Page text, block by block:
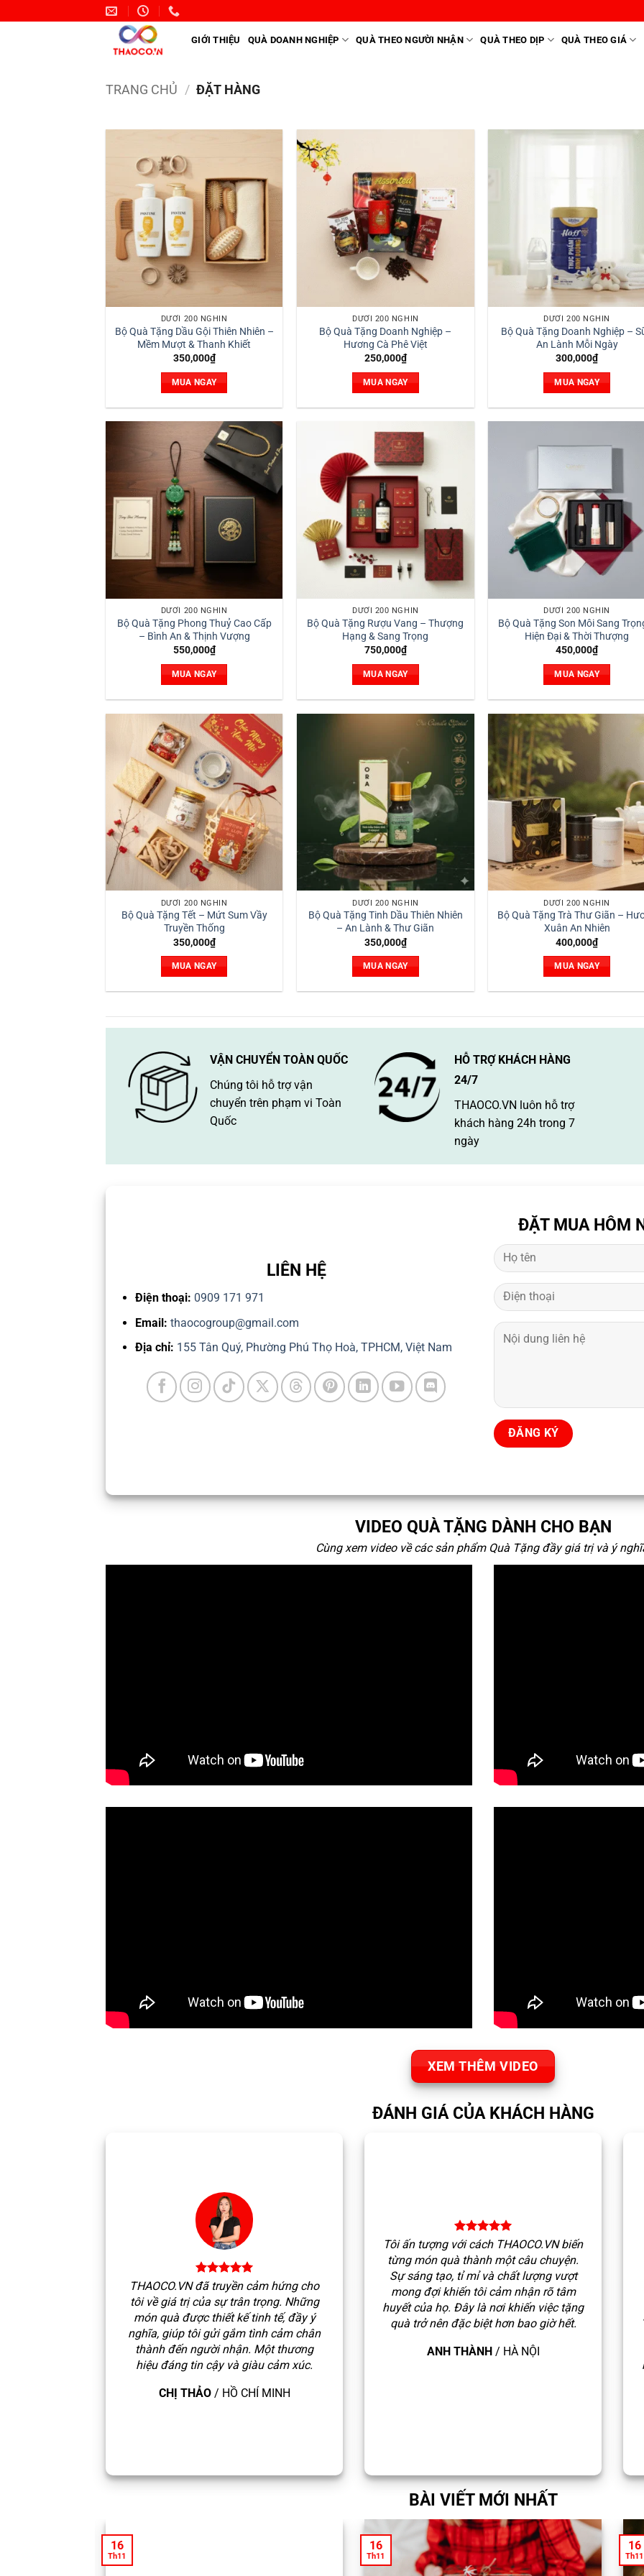
qua
GIỚI THIỆU QUÀ DOANH NGHIỆP QUÀ THEO NGƯỜI NHẬN QUÀ THEO DỊP QUÀ THEO GIÁ
TRANG CHỦ / ĐẶT HÀNG
DƯỚI 200 NGHÌN
Bộ Quà Tặng Dầu Gội Thiên Nhiên –
Mềm Mượt & Thanh Khiết
350,000₫
MUA NGAY
DƯỚI 200 NGHÌN
Bộ Quà Tặng Doanh Nghiệp –
Hương Cà Phê Việt
250,000₫
MUA NGAY
DƯỚI 200 NGHÌN
Bộ Quà Tặng Doanh Nghiệp –
An Lành Mỗi Ngày
300,000₫
MUA NGAY
DƯỚI 200 NGHÌN
Bộ Quà Tặng Phong Thuỷ Cao Cấp
– Bình An & Thịnh Vượng
550,000₫
MUA NGAY
DƯỚI 200 NGHÌN
Bộ Quà Tặng Rượu Vang – Thượng
Hạng & Sang Trọng
750,000₫
MUA NGAY
DƯỚI 200 NGHÌN
Bộ Quà Tặng Son Môi Sang
Hiện Đại & Thời Thượng
450,000₫
MUA NGAY
DƯỚI 200 NGHÌN
Bộ Quà Tặng Tết – Mứt Sum Vầy
Truyền Thống
350,000₫
MUA NGAY
DƯỚI 200 NGHÌN
Bộ Quà Tặng Tinh Dầu Thiên Nhiên
– An Lành & Thư Giãn
350,000₫
MUA NGAY
DƯỚI 200 NGHÌN
Bộ Quà Tặng Trà Thư Giãn –
Xuân An Nhiên
400,000₫
MUA NGAY
VẬN CHUYỂN TOÀN QUỐC
Chúng tôi hỗ trợ vận
chuyển trên phạm vi Toàn
Quốc
HỖ TRỢ KHÁCH HÀNG
24/7
THAOCO.VN luôn hỗ trợ
khách hàng 24h trong 7
ngày
LIÊN HỆ
Điện thoại: 0909 171 971
Email: thaocogroup@gmail.com
Địa chỉ: 155 Tân Quý, Phường Phú Thọ Hoà, TPHCM, Việt Nam
ĐẶT MUA HÔM
VIDEO QUÀ TẶNG DÀNH CHO BẠN
Cùng xem video về các sản phẩm Quà Tặng đầy giá trị và ý
XEM THÊM VIDEO
ĐÁNH GIÁ CỦA KHÁCH HÀNG
THAOCO.VN đã truyền cảm hứng cho
tôi về giá trị của sự trân trọng. Những
món quà được thiết kế tinh tế, đầy ý
nghĩa, giúp tôi gửi gắm tình cảm chân
thành đến người nhận. Một thương
hiệu đáng tin cậy và giàu cảm xúc.
CHỊ THẢO / HỒ CHÍ MINH
Tôi ấn tượng với cách THAOCO.VN biến
từng món quà thành một câu chuyện.
Sự sáng tạo, tỉ mỉ và chất lượng vượt
mong đợi khiến tôi cảm nhận rõ tâm
huyết của họ. Đây là nơi khiến việc tặng
quà trở nên đặc biệt hơn bao giờ hết.
ANH THÀNH / HÀ NỘI
BÀI VIẾT MỚI NHẤT
16
Th11
16
Th11
16
Th11